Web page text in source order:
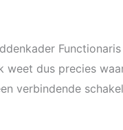
dus precies
verbindende